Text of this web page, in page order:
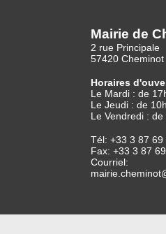
Mairie de
2 rue Principale
57420 Cheminot
Horaires
Le Mardi : de
Le Jeudi : de
Le Vendredi :
Tél: +33 3 87 69
Fax: +33 3 87
Courriel: